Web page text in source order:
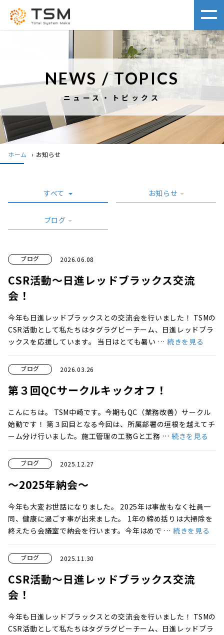
NEWS / TOPICS
ニュース・トピックス
ホーム › お知らせ
すべて お知らせ
ブログ
ブログ 2026.06.08
CSR活動～日進レッドブラックス交流
会！
今年も日進レッドブラックスとの交流会を行いました！ TSMの
CSR活動として私たちはタグラグビーチーム、日進レッドブラ
ックスを応援しています。 当日はとても暑い … 続きを見る
ブログ 2026.03.26
第３回QCサークルキックオフ！
こんにちは。 TSM中崎です。今期もQC（業務改善）サークル
始動です！ 第３回目となる今回は、所属部署の垣根を越えてチ
ーム分け行いました。施工管理の工務Gと工務 … 続きを見る
ブログ 2025.12.27
～2025年納会～
今年も大変お世話になりました。 2025年は事故もなく社員一
同、健康に過ごす事が出来ました。 1年の締め括りは大掃除を
終えたら会議室で納会を行います。今年はめで … 続きを見る
ブログ 2025.11.30
CSR活動～日進レッドブラックス交流
会！
今年も日進レッドブラックスとの交流会を行いました！ TSMの
CSR活動として私たちはタグラグビーチーム、日進レッドブラ